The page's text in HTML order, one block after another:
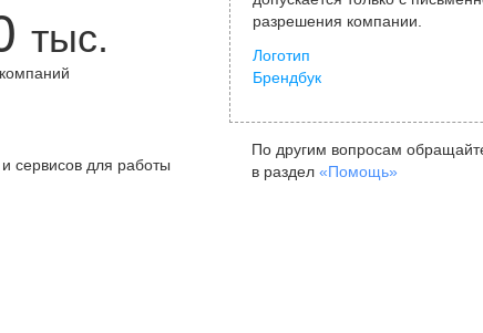
тыс.
сервисов для работы
разрешения компании.
Логотип
Брендбук
По другим вопросам
в раздел «Помощь»